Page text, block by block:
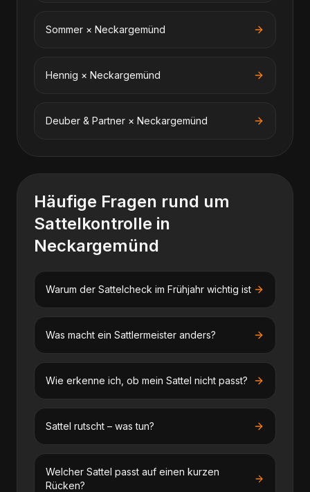
Sommer × Neckargemünd
Hennig × Neckargemünd
Deuber & Partner × Neckargemünd
Häufige Fragen rund um
Sattelkontrolle in
Neckargemünd
Warum der Sattelcheck im Frühjahr wichtig ist
Was macht ein Sattlermeister anders?
Wie erkenne ich, ob mein Sattel nicht passt?
Sattel rutscht – was tun?
Welcher Sattel passt auf einen kurzen
Rücken?